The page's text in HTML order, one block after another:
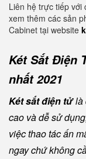
Liên hệ trực tiếp với
xem thêm các sản
Cabinet tại website
Két Sắt Điện
nhất 2021
Két sắt điện tửlà
cao và dễ sử
việc thao tác ấn
ngay chứ không